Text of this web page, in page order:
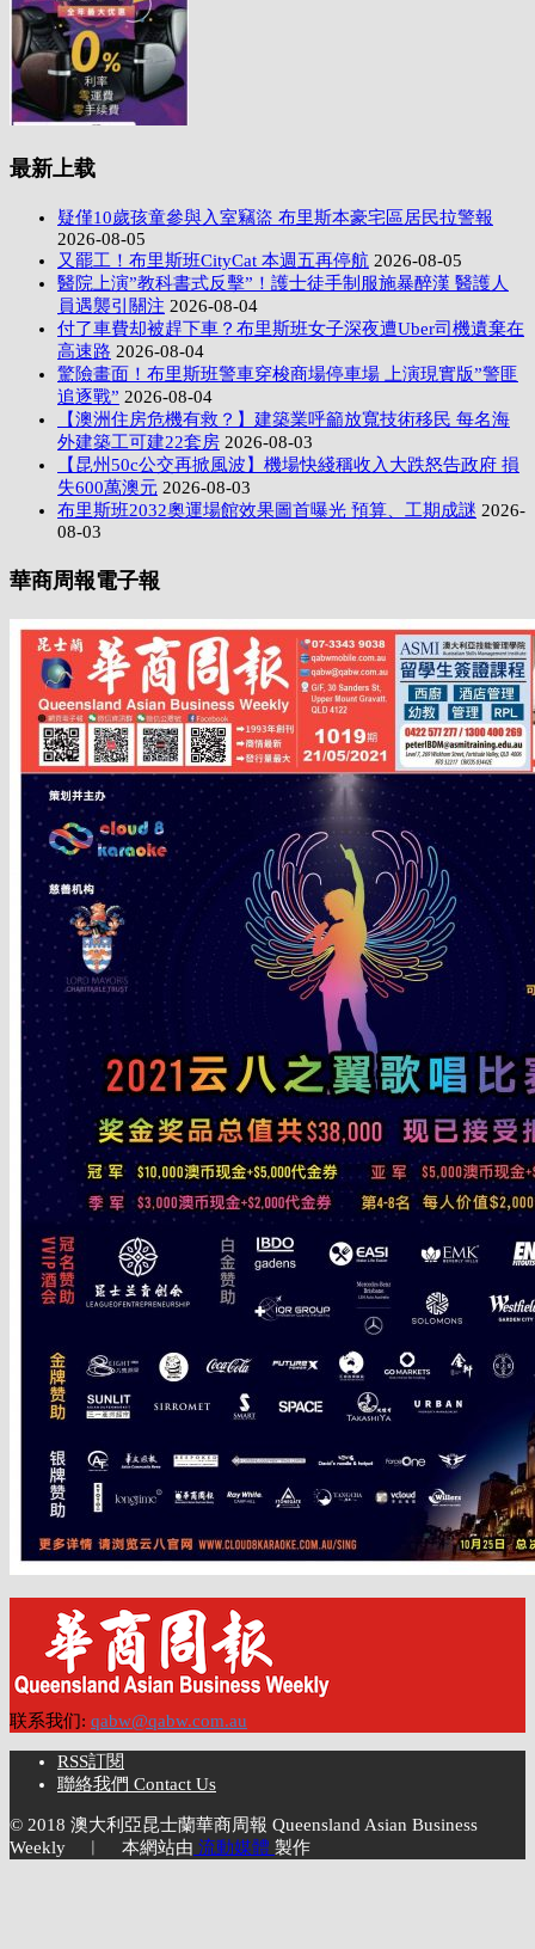
最新上载
疑僅10歲孩童參與入室竊盜 布里斯本豪宅區居民拉警報
2026-08-05
又罷工！布里斯班CityCat 本週五再停航 2026-08-05
醫院上演”教科書式反擊”！護士徒手制服施暴醉漢 醫護人
員遇襲引關注 2026-08-04
付了車費却被趕下車？布里斯班女子深夜遭Uber司機遺棄在
高速路 2026-08-04
驚險畫面！布里斯班警車穿梭商場停車場 上演現實版”警匪
追逐戰” 2026-08-04
【澳洲住房危機有救？】建築業呼籲放寬技術移民 每名海
外建築工可建22套房 2026-08-03
【昆州50c公交再掀風波】機場快綫稱收入大跌怒告政府 損
失600萬澳元 2026-08-03
布里斯班2032奧運場館效果圖首曝光 預算、工期成謎 2026-
08-03
華商周報電子報
联系我们: qabw@qabw.com.au
RSS訂閱
聯絡我們 Contact Us
© 2018 澳大利亞昆士蘭華商周報 Queensland Asian Business
Weekly ︱ 本網站由 流動媒體 製作